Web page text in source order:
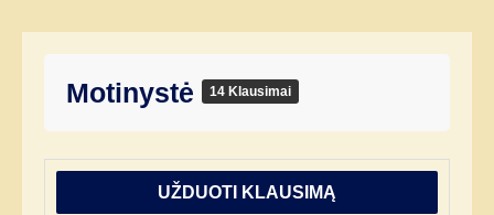
Motinystė 14 Klausimai
UŽDUOTI KLAUSIMĄ